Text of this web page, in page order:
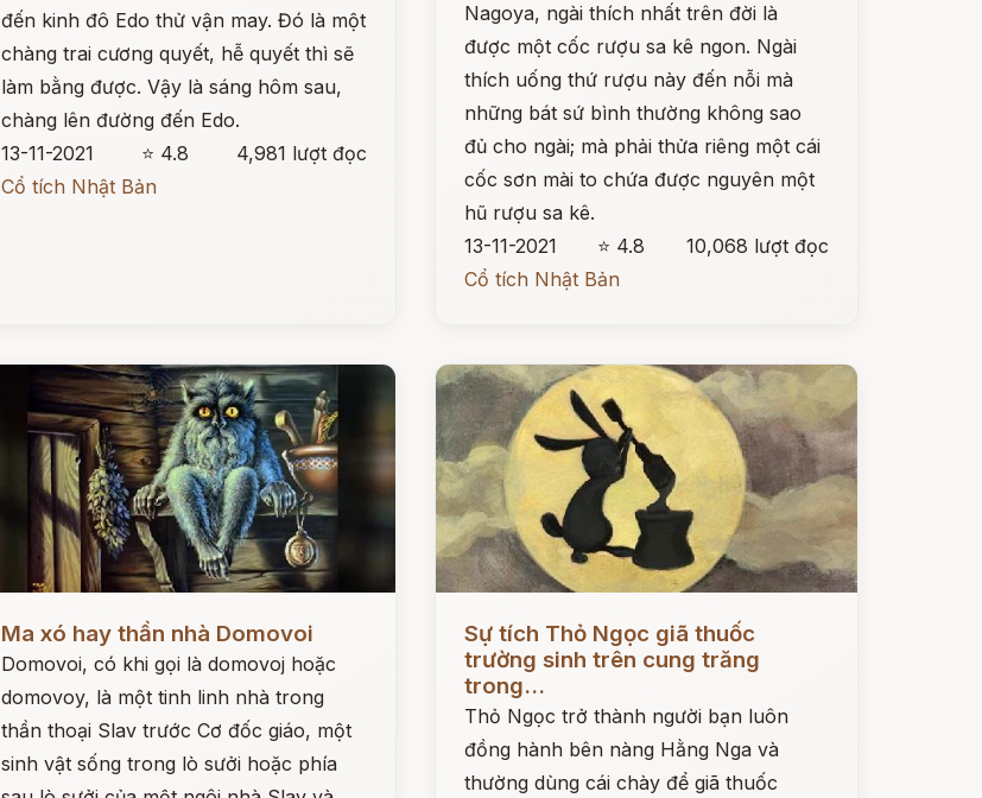
đến kinh đô Edo thử vận may. Đó là một
chàng trai cương quyết, hễ quyết thì sẽ
làm bằng được. Vậy là sáng hôm sau,
chàng lên đường đến Edo.
13-11-2021
⭐ 4.8
4,981 lượt đọc
Cổ tích Nhật Bản
Nagoya, ngài thích nhất trên đời là
được một cốc rượu sa kê ngon. Ngài
thích uống thứ rượu này đến nỗi mà
những bát sứ bình thường không sao
đủ cho ngài; mà phải thửa riêng một cái
cốc sơn mài to chứa được nguyên một
hũ rượu sa kê.
13-11-2021
⭐ 4.8
10,068 lượt đọc
Cổ tích Nhật Bản
Ma xó hay thần nhà Domovoi
Domovoi, có khi gọi là domovoj hoặc
domovoy, là một tinh linh nhà trong
thần thoại Slav trước Cơ đốc giáo, một
sinh vật sống trong lò sưởi hoặc phía
Sự tích Thỏ Ngọc giã thuốc
trường sinh trên cung trăng
trong...
Thỏ Ngọc trở thành người bạn luôn
đồng hành bên nàng Hằng Nga và
thường dùng cái chày để giã thuốc